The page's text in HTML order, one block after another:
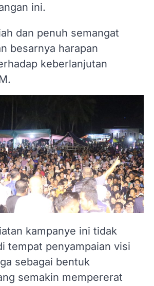
ini.
dan penuh semangat
besarnya harapan
keberlanjutan
kampanye ini tidak
tempat penyampaian visi
sebagai bentuk
semakin mempererat